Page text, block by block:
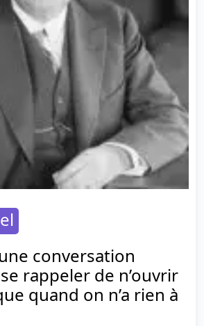
conversation
rappeler de n’ouvrir
quand on n’a rien à